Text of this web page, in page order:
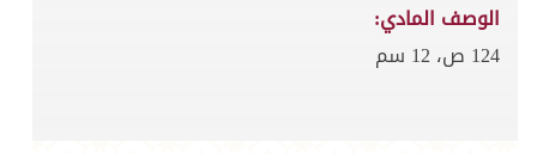
الوصف المادي:
124 ص، 12 سم